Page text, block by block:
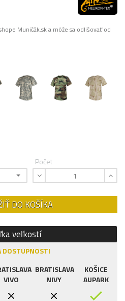
Muničák.sk a môže sa odlišovať od
Počet
DO KOŠÍKA
veľkostí
DOSTUPNOSTI
VIVO
BRATISLAVA
NIVY
KOŠICE
AUPARK